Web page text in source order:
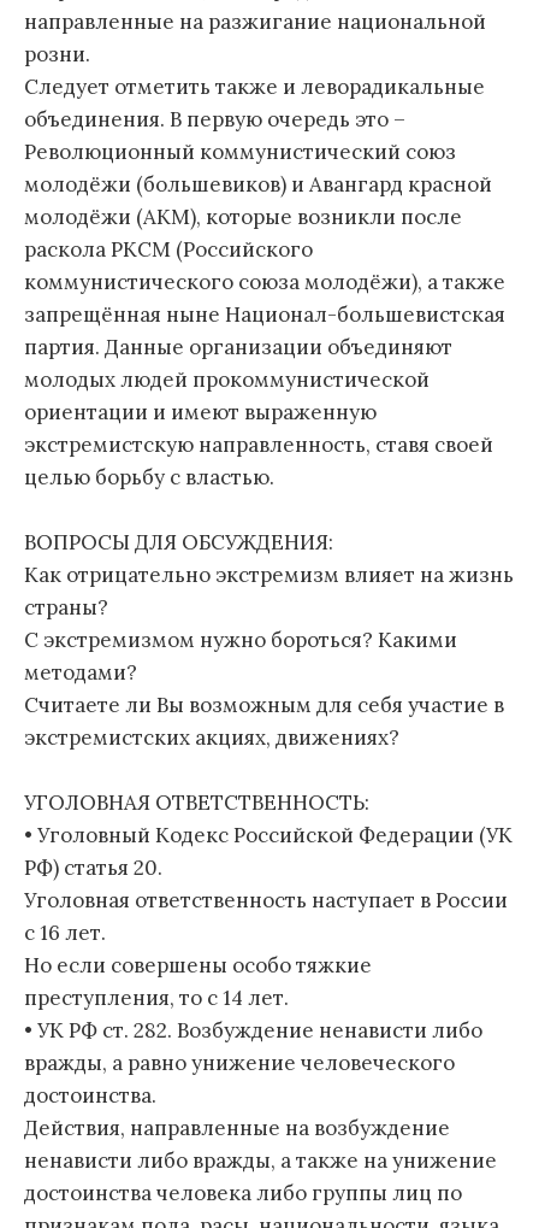
направленные на разжигание национальной
розни.
Следует отметить также и леворадикальные
объединения. В первую очередь это –
Революционный коммунистический союз
молодёжи (большевиков) и Авангард красной
молодёжи (АКМ), которые возникли после
раскола РКСМ (Российского
коммунистического союза молодёжи), а также
запрещённая ныне Национал-большевистская
партия. Данные организации объединяют
молодых людей прокоммунистической
ориентации и имеют выраженную
экстремистскую направленность, ставя своей
целью борьбу с властью.
ВОПРОСЫ ДЛЯ ОБСУЖДЕНИЯ:
Как отрицательно экстремизм влияет на жизнь
страны?
С экстремизмом нужно бороться? Какими
методами?
Считаете ли Вы возможным для себя участие в
экстремистских акциях, движениях?
УГОЛОВНАЯ ОТВЕТСТВЕННОСТЬ:
• Уголовный Кодекс Российской Федерации (УК
РФ) статья 20.
Уголовная ответственность наступает в России
с 16 лет.
Но если совершены особо тяжкие
преступления, то с 14 лет.
• УК РФ ст. 282. Возбуждение ненависти либо
вражды, а равно унижение человеческого
достоинства.
Действия, направленные на возбуждение
ненависти либо вражды, а также на унижение
достоинства человека либо группы лиц по